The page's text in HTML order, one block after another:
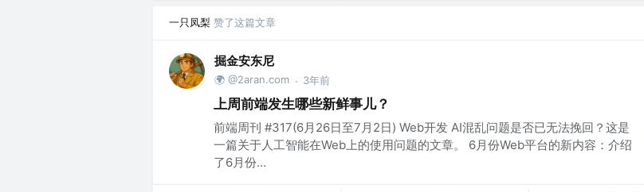
一只凤梨 赞了这篇文章
掘金安东尼
🌍 @2aran.com · 3年前
上周前端发生哪些新鲜事儿？
前端周刊 #317(6月26日至7月2日) Web开发 AI混乱问题是否已无法挽回？这是
一篇关于人工智能在Web上的使用问题的文章。 6月份Web平台的新内容：介绍
了6月份...